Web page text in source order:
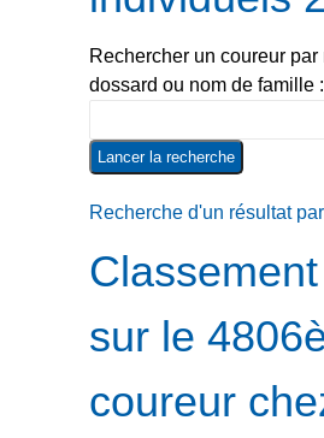
Rechercher un coureur par
dossard ou nom de famille :
Recherche d'un résultat
sur le
coureur